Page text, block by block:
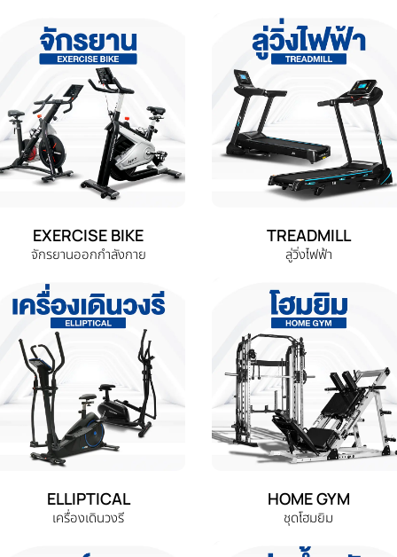
EXERCISE BIKE
จักรยานออกกำลังกาย
TREADMILL
ลู่วิ่งไฟฟ้า
ELLIPTICAL
เครื่องเดินวงรี
HOME GYM
ชุดโฮมยิม